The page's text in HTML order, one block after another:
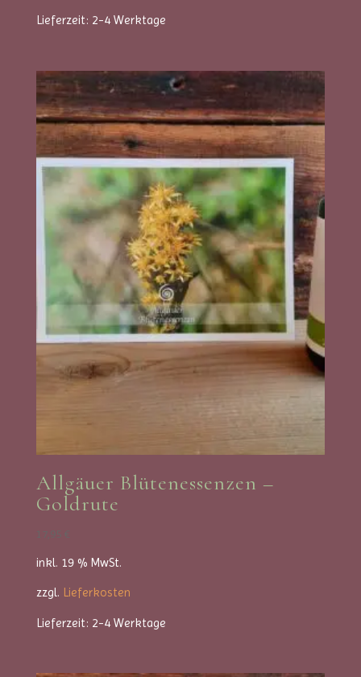
Lieferzeit: 2-4 Werktage
Allgäuer Blütenessenzen –
Goldrute
17,95 €
inkl. 19 % MwSt.
zzgl. Lieferkosten
Lieferzeit: 2-4 Werktage